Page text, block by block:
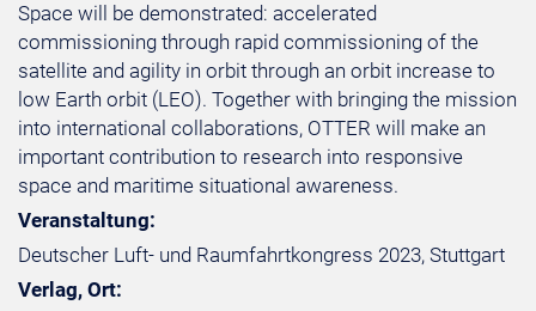
Space will be demonstrated: accelerated
commissioning through rapid commissioning of the
satellite and agility in orbit through an orbit increase to
low Earth orbit (LEO). Together with bringing the mission
into international collaborations, OTTER will make an
important contribution to research into responsive
space and maritime situational awareness.
Veranstaltung:
Deutscher Luft- und Raumfahrtkongress 2023, Stuttgart
Verlag, Ort: